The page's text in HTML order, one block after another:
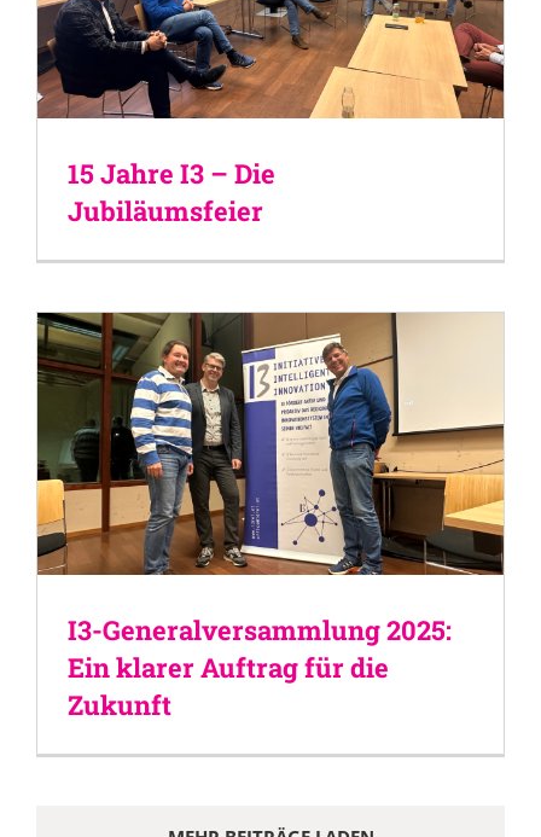
15 Jahre I3 – Die
Jubiläumsfeier
I3-Generalversammlung 2025:
Ein klarer Auftrag für die
Zukunft